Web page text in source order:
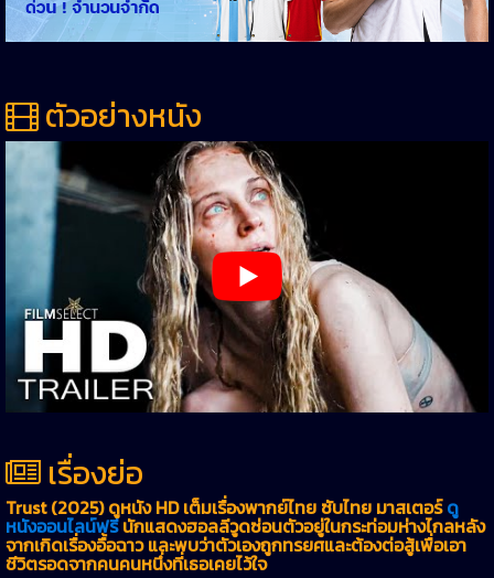
ตัวอย่างหนัง
เรื่องย่อ
Trust (2025) ดูหนัง HD เต็มเรื่องพากย์ไทย ซับไทย มาสเตอร์ดู
หนังออนไลน์ฟรีนักแสดงฮอลลีวูดซ่อนตัวอยู่ในกระท่อมห่างไกลหลัง
จากเกิดเรื่องอื้อฉาว และพบว่าตัวเองถูกทรยศและต้องต่อสู้เพื่อเอา
ชีวิตรอดจากคนคนหนึ่งที่เธอเคยไว้ใจ